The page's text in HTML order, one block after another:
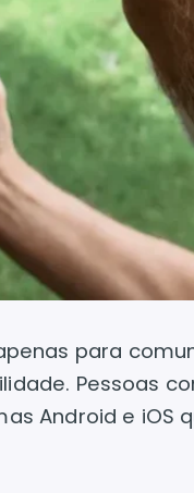
para
Pessoas
Android e iOS